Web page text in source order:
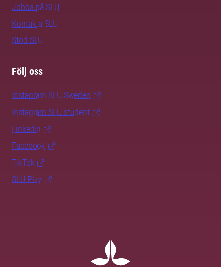
Jobba på SLU
Kontakta SLU
Stöd SLU
Följ oss
Instagram SLU.Sweden
Instagram SLU.student
LinkedIn
Facebook
TikTok
SLU Play